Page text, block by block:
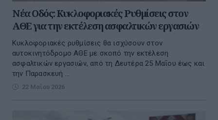
Νέα Οδός: Κυκλοφοριακές Ρυθμίσεις στον
ΑΘΕ για την εκτέλεση ασφαλτικών εργασιών
Kυκλοφοριακές ρυθμίσεις θα ισχύσουν στον
αυτοκινητόδρομο ΑΘΕ με σκοπό την εκτέλεση
ασφαλτικών εργασιών, από τη Δευτέρα 25 Μαΐου έως και
την Παρασκευή ...
22 Μαΐου 2026